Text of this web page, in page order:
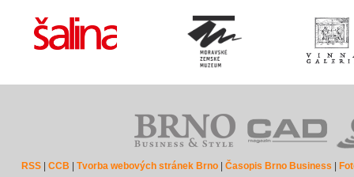
RSS |CCB |Tvorba webových stránek Brno |Časopis Brno Business